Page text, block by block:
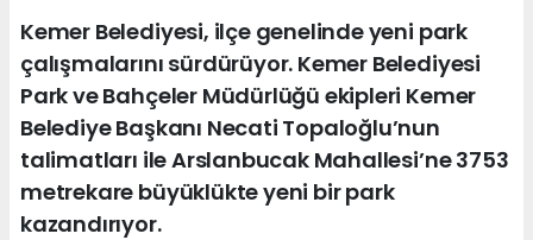
Kemer Belediyesi, ilçe genelinde yeni park
çalışmalarını sürdürüyor. Kemer Belediyesi
Park ve Bahçeler Müdürlüğü ekipleri Kemer
Belediye Başkanı Necati Topaloğlu’nun
talimatları ile Arslanbucak Mahallesi’ne 3753
metrekare büyüklükte yeni bir park
kazandırıyor.